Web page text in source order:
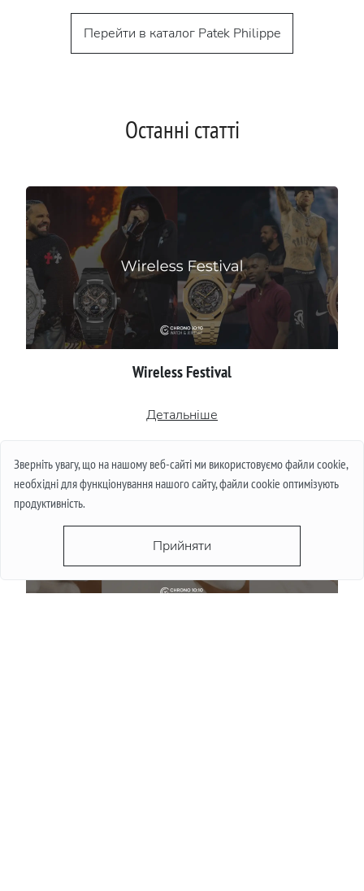
Зверніть увагу, що на нашому веб-сайті ми використовуємо файли cookie,
необхідні для функціонування нашого сайту, файли cookie оптимізують
продуктивність.
Прийняти
Перейти в каталог Patek Philippe
Останні статті
Wireless Festival
Детальніше